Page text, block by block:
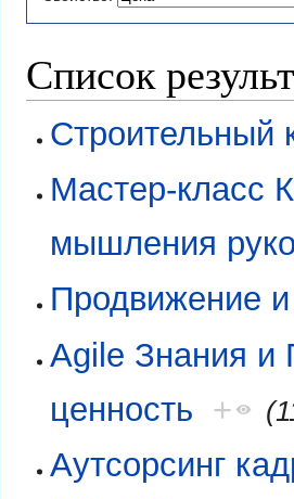
Список
Строительный
Мастер-класс
мышления
Продвижение
Agile Знания и
ценность +
Аутсорсинг